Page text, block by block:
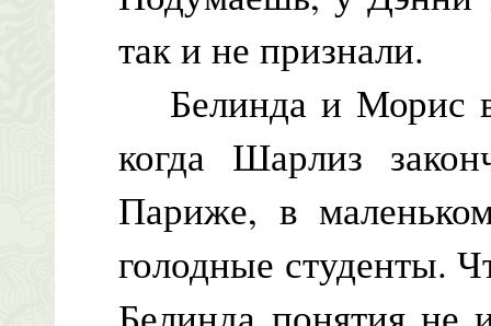
так и не признали.
Белинда и Морис
когда Шарлиз
Париже, в
голодные студенты.